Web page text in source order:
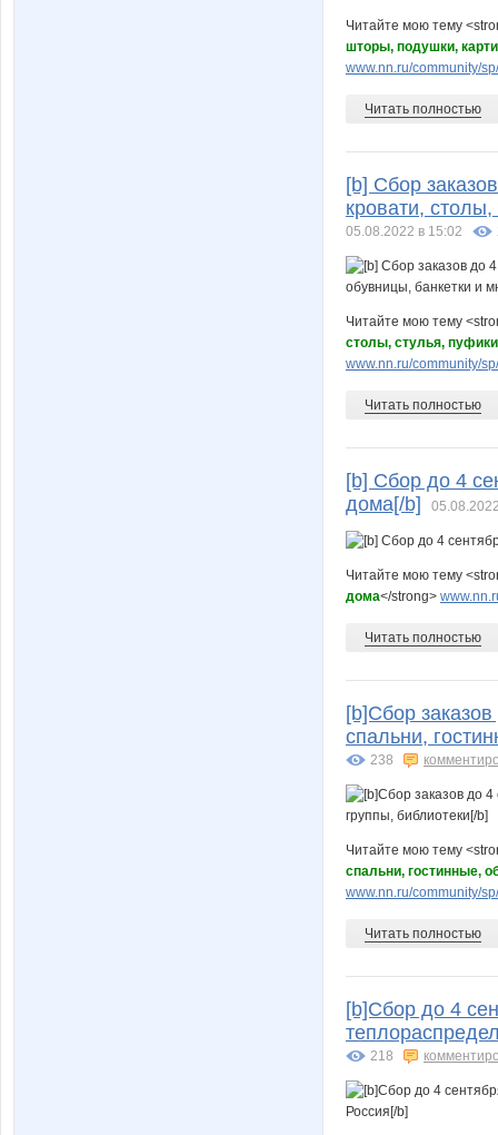
Читайте мою тему
шторы, подушки,
www.nn.ru/community/
Читать полностью
[b] Сбор
кровати,
05.08.2022 в 15:02
Читайте мою тему
столы, стулья,
www.nn.ru/community/
Читать полностью
[b] Сбор до 4
дома[/b]
Читайте мою тему
дома</strong>
Читать полностью
[b]Сбор
спальни,
238
Читайте мою тему
спальни, гостинные,
www.nn.ru/community/
Читать полностью
[b]Сбор до 4
218